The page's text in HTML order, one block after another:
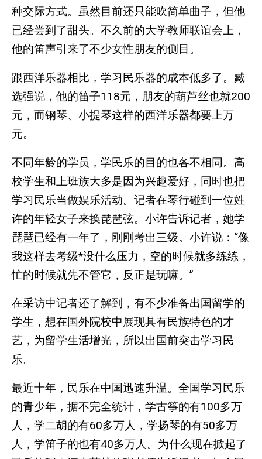
种交际方式。虽然目前还只能吹简单曲子，但他
已经尝到了甜头。不久前的大学教师联谊会上，
他的笛声引来了不少女性朋友的侧目。
跟西洋乐器相比，学习民乐器的成本低多了。臧
选强说，他的笛子118元，朋友的葫芦丝也就200
元，而钢琴、小提琴这样的西洋乐器都要上万
元。
不同年龄的学员，学民乐的目的也各不相同。高
校学生和上班族大多是因为兴趣爱好，同时也把
学习民乐当做娱乐活动。记者在琴行碰到一位姓
许的年轻女子来换琵琶弦。小许告诉记者，她学
琵琶已经有一年了，刚刚考出三级。小许说：“像
我这样去考级*没什么压力，空的时候就多练练，
忙的时候就先不管它，反正是玩嘛。”
在采访中记者还了解到，有不少准备出国留学的
学生，想在国外院校中展现具有民族特色的才
艺，为留学生活增光，所以出国前突击学习民
乐。
最近十年，民乐在中国迅速升温。全国学习民乐
的青少年，据不完全统计，学古筝的有100多万
人，学二胡的有60多万人，学扬琴的有50多万
人，学笛子的也有40多万人。为什么现在掀起了